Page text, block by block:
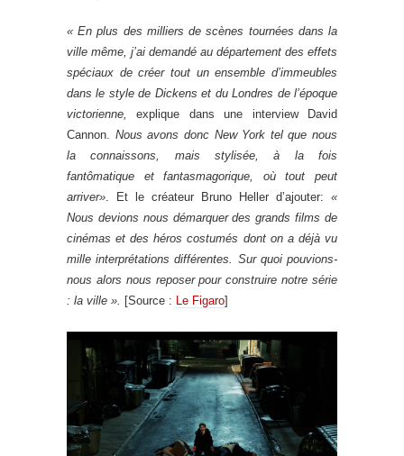
« En plus des milliers de scènes tournées dans la
ville même, j’ai demandé au département des effets
spéciaux de créer tout un ensemble d’immeubles
dans le style de Dickens et du Londres de l’époque
victorienne,
explique dans une interview David
Cannon. Nous avons donc New York tel que nous
la connaissons, mais stylisée, à la fois
fantômatique et fantasmagorique, où tout peut
arriver» . Et le créateur Bruno Heller d’ajouter: «
Nous devions nous démarquer des grands films de
cinémas et des héros costumés dont on a déjà vu
mille interprétations différentes. Sur quoi pouvions-
nous alors nous reposer pour construire notre série
: la ville ». [Source : Le Figaro]